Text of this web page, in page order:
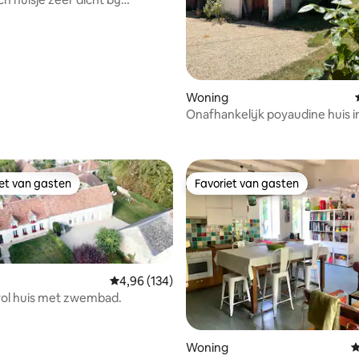
Woning
Onafhankelijk poyaudine huis
4,77 op 5, 255 recensies
van gasten
van gasten
Gemiddelde beoordeling van 4,96 op 5, 134
4,96 (134)
huis met zwembad.
Favoriet van gasten
Favoriet van gasten
Woning